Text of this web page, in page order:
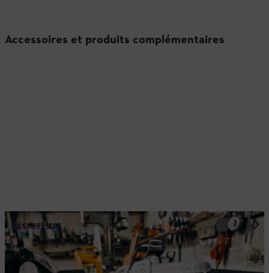
Accessoires et produits complémentaires
Accessoires